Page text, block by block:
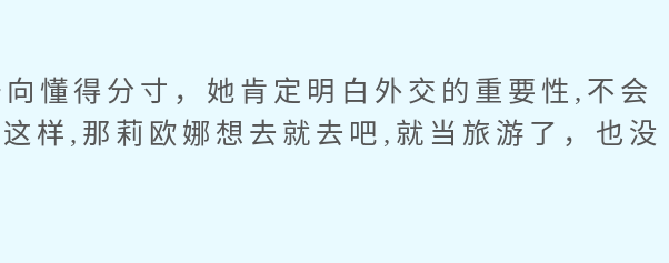
懂得分寸，她肯定明白外交的重要性,不会
样,那莉欧娜想去就去吧,就当旅游了，也没